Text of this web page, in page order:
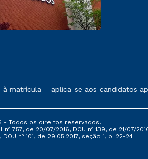
de prestação de serviços
– aplica-se aos candidatos
- Todos os direitos reservados.
757, de 20/07/2016, DOU nº 139, de 21/07/
nº 101, de 29.05.2017, seção 1, p. 22-24